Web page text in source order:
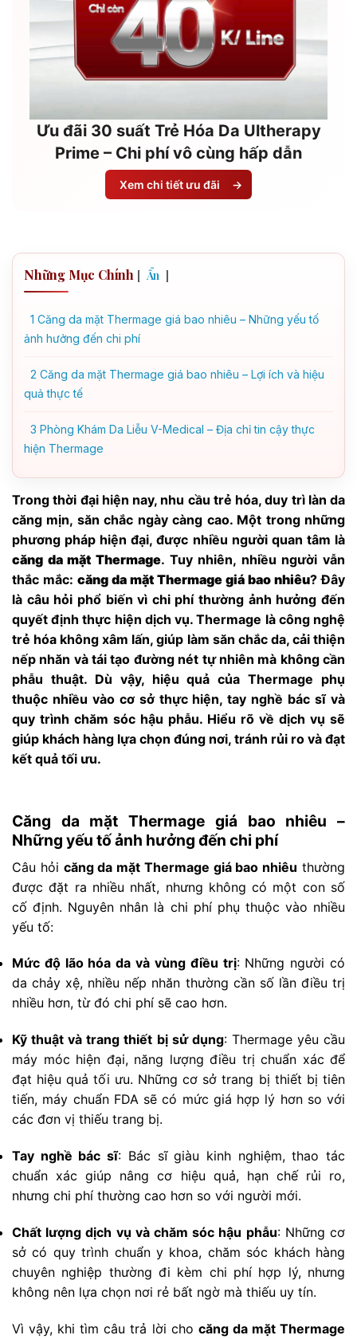
Ưu đãi 30 suất Trẻ Hóa Da Ultherapy
Prime – Chi phí vô cùng hấp dẫn
Xem chi tiết ưu đãi →
Những Mục Chính [ Ẩn ]
1 Căng da mặt Thermage giá bao nhiêu – Những yếu tố
ảnh hưởng đến chi phí
2 Căng da mặt Thermage giá bao nhiêu – Lợi ích và hiệu
quả thực tế
3 Phòng Khám Da Liễu V-Medical – Địa chỉ tin cậy thực
hiện Thermage
Trong thời đại hiện nay, nhu cầu trẻ hóa, duy trì làn da
căng mịn, săn chắc ngày càng cao. Một trong những
phương pháp hiện đại, được nhiều người quan tâm là
căng da mặt Thermage. Tuy nhiên, nhiều người vẫn
thắc mắc: căng da mặt Thermage giá bao nhiêu? Đây
là câu hỏi phổ biến vì chi phí thường ảnh hưởng đến
quyết định thực hiện dịch vụ. Thermage là công nghệ
trẻ hóa không xâm lấn, giúp làm săn chắc da, cải thiện
nếp nhăn và tái tạo đường nét tự nhiên mà không cần
phẫu thuật. Dù vậy, hiệu quả của Thermage phụ
thuộc nhiều vào cơ sở thực hiện, tay nghề bác sĩ và
quy trình chăm sóc hậu phẫu. Hiểu rõ về dịch vụ sẽ
giúp khách hàng lựa chọn đúng nơi, tránh rủi ro và đạt
kết quả tối ưu.
Căng da mặt Thermage giá bao nhiêu –
Những yếu tố ảnh hưởng đến chi phí
Câu hỏi căng da mặt Thermage giá bao nhiêu thường
được đặt ra nhiều nhất, nhưng không có một con số
cố định. Nguyên nhân là chi phí phụ thuộc vào nhiều
yếu tố:
Mức độ lão hóa da và vùng điều trị: Những người có
da chảy xệ, nhiều nếp nhăn thường cần số lần điều trị
nhiều hơn, từ đó chi phí sẽ cao hơn.
Kỹ thuật và trang thiết bị sử dụng: Thermage yêu cầu
máy móc hiện đại, năng lượng điều trị chuẩn xác để
đạt hiệu quả tối ưu. Những cơ sở trang bị thiết bị tiên
tiến, máy chuẩn FDA sẽ có mức giá hợp lý hơn so với
các đơn vị thiếu trang bị.
Tay nghề bác sĩ: Bác sĩ giàu kinh nghiệm, thao tác
chuẩn xác giúp nâng cơ hiệu quả, hạn chế rủi ro,
nhưng chi phí thường cao hơn so với người mới.
Chất lượng dịch vụ và chăm sóc hậu phẫu: Những cơ
sở có quy trình chuẩn y khoa, chăm sóc khách hàng
chuyên nghiệp thường đi kèm chi phí hợp lý, nhưng
không nên lựa chọn nơi rẻ bất ngờ mà thiếu uy tín.
Vì vậy, khi tìm câu trả lời cho căng da mặt Thermage